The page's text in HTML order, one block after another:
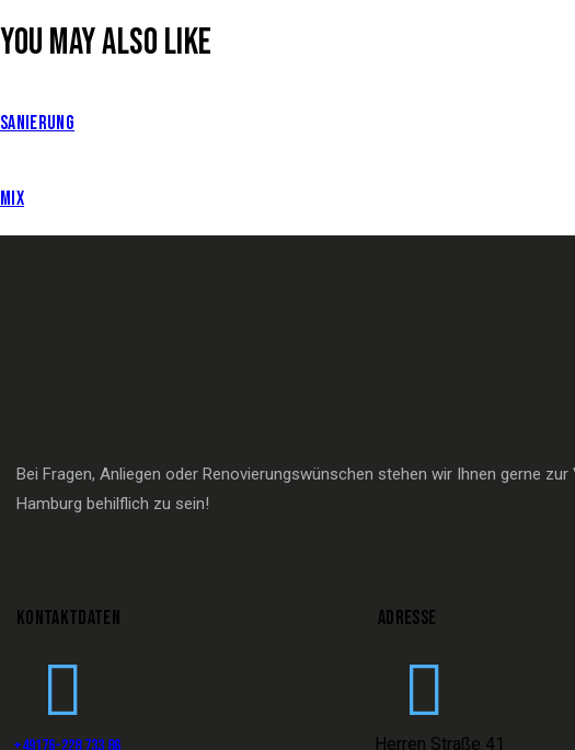
YOU MAY ALSO LIKE
SANIERUNG
MIX
Bei Fragen, Anliegen oder Renovierungswünschen stehen wir Ihnen gerne
Hamburg behilflich zu sein!
KONTAKTDATEN ADRESSE
Herren Straße 41